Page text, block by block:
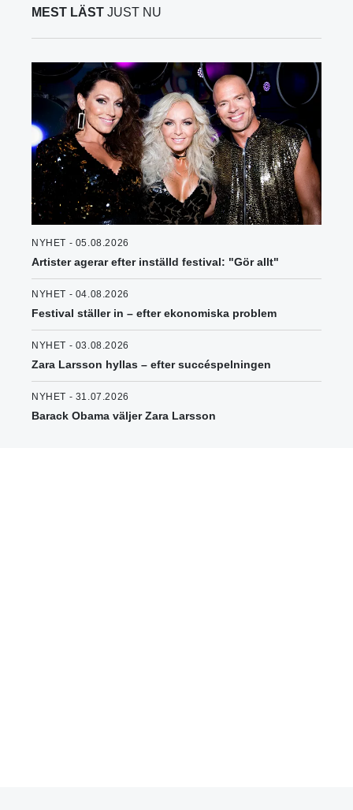
MEST LÄST JUST NU
NYHET - 05.08.2026
Artister agerar efter inställd festival: "Gör allt"
NYHET - 04.08.2026
Festival ställer in – efter ekonomiska problem
NYHET - 03.08.2026
Zara Larsson hyllas – efter succéspelningen
NYHET - 31.07.2026
Barack Obama väljer Zara Larsson